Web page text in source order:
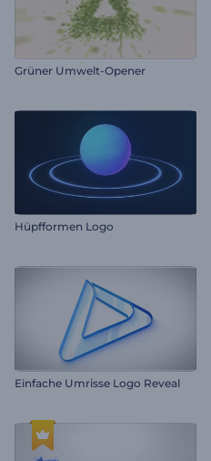
Grüner Umwelt-Opener
Hüpfformen Logo
Einfache Umrisse Logo Reveal